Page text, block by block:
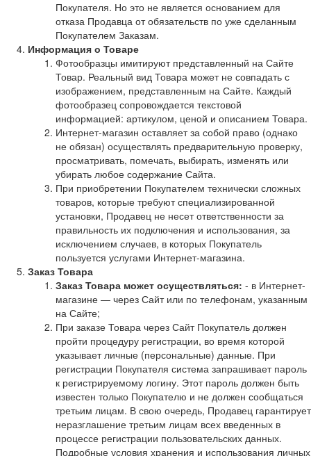
Покупателя. Но это не является основанием для
отказа Продавца от обязательств по уже сделанным
Покупателем Заказам.
Информация о Товаре
Фотообразцы имитируют представленный на Сайте
Товар. Реальный вид Товара может не совпадать с
изображением, представленным на Сайте. Каждый
фотообразец сопровождается текстовой
информацией: артикулом, ценой и описанием Товара.
Интернет-магазин оставляет за собой право (однако
не обязан) осуществлять предварительную проверку,
просматривать, помечать, выбирать, изменять или
убирать любое содержание Сайта.
При приобретении Покупателем технически сложных
товаров, которые требуют специализированной
установки, Продавец не несет ответственности за
правильность их подключения и использования, за
исключением случаев, в которых Покупатель
пользуется услугами Интернет-магазина.
Заказ Товара
Заказ Товара может осуществляться: - в Интернет-
магазине — через Сайт или по телефонам, указанным
на Сайте;
При заказе Товара через Сайт Покупатель должен
пройти процедуру регистрации, во время которой
указывает личные (персональные) данные. При
регистрации Покупателя система запрашивает пароль
к регистрируемому логину. Этот пароль должен быть
известен только Покупателю и не должен сообщаться
третьим лицам. В свою очередь, Продавец гарантирует
неразглашение третьим лицам всех введенных в
процессе регистрации пользовательских данных.
Подробные условия хранения и использования личных